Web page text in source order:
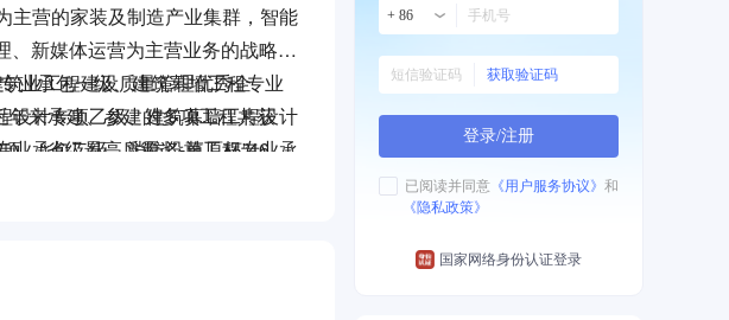
主营的家装及制造产业集群，智能
新媒体运营为主营业务的战略新
业承包一级、建筑幕墙工程专业
设计专项乙级、建筑幕墙工程设计
业承包二级、消防设施工程专业承
级壹级、通信工程施工总承包二
筑业工程建设质量管理优秀企
年来承建、参建的多项工程共获
、“省级最高质量奖-草原杯”46
两百余项。 现集团拥有各类专业
+ 86
获取验证码
登录/注册
已阅读并同意 《用户服务协议》 和
《隐私政策》
国家网络身份认证登录